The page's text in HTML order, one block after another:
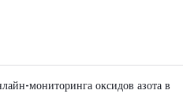
мониторинга оксидов азота в